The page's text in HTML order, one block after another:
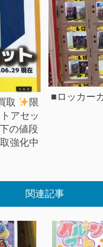
取
限
アセッ
の値段
強化中
■ロッカー
関連記事